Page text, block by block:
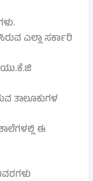
ಎಲ್ಲಾ ಸರ್ಕಾರಿ
ತಾಲೂಕುಗಳ
ಈ